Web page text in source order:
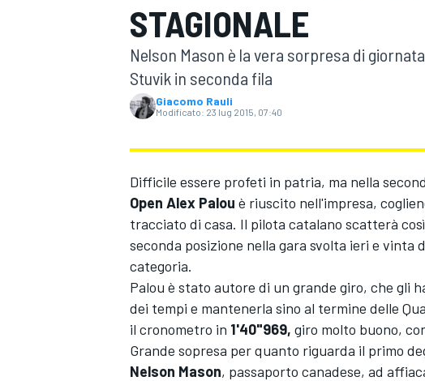
MOTOGP
WRC
STAGIONALE
Nelson Mason è la vera sorpresa di
Stuvik in seconda fila
Giacomo Rauli
Modificato: 23 lug 2015, 07:40
Difficile essere profeti in patria, ma nella
Open Alex Palou è riuscito nell'impresa,
tracciato di casa. Il pilota catalano scatterà
seconda posizione nella gara svolta ieri e vinta
categoria.
Palou è stato autore di un grande giro, che gli
dei tempi e mantenerla sino al termine delle
il cronometro in 1'40"969, giro molto buono,
Grande sopresa per quanto riguarda il primo
Nelson Mason, passaporto canadese, ad